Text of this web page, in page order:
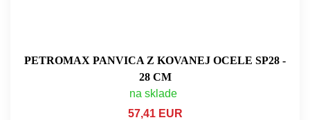
PETROMAX PANVICA Z KOVANEJ OCELE SP28 -
28 CM
na sklade
57,41 EUR